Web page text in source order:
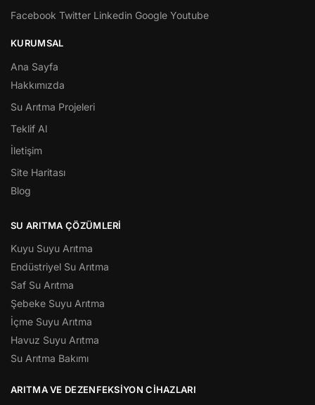
Facebook Twitter Linkedin Google Youtube
KURUMSAL
Ana Sayfa
Hakkımızda
Su Arıtma Projeleri
Teklif Al
İletişim
Site Haritası
Blog
SU ARITMA ÇÖZÜMLERI
Kuyu Suyu Arıtma
Endüstriyel Su Arıtma
Saf Su Arıtma
Şebeke Suyu Arıtma
İçme Suyu Arıtma
Havuz Suyu Arıtma
Su Arıtma Bakımı
ARITMA VE DEZENFEKSIYON CIHAZLARI